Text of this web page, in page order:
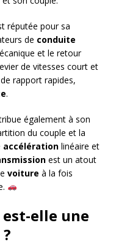
réputée pour sa
de conduite
et le retour
de vitesses court et
rapport rapides,
.
également à son
du couple et la
accélération linéaire et
est un atout
voiture à la fois
elle une